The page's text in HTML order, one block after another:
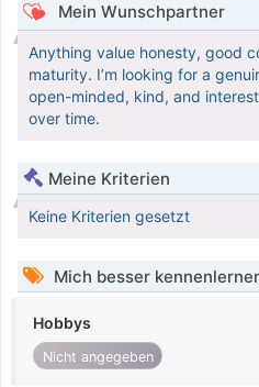
Mein Wunschpartner
Anything value honesty, good
maturity. I’m looking for a
open-minded, kind, and
over time.
Meine Kriterien
Keine Kriterien gesetzt
Mich besser
Hobbys
Nicht angegeben